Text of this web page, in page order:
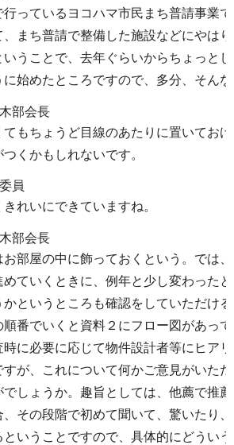
行っているヨコハマ市民まち普請事業
、まち普請で整備した施設などにやは
いうことで、去年ぐらいからちょっと
に始めたところですので、多分、そん
部会長
てもちょうど目線のあたりに置いてお
つくかもしれないです。
員
れいにできていますね。
部会長
お部屋の中に飾っておくという。では
めていくときに、例年と少し変わった
かというところも確認をしていただけ
順番でいくと資料２にフロー図があっ
時に必要に応じて物件設計者等にヒア
すが、これについて何かご意見がいた
でしょうか。趣旨としては、他薦で推
、その段階で初めて聞いて、驚いたり
ということですので、具体的にどうい